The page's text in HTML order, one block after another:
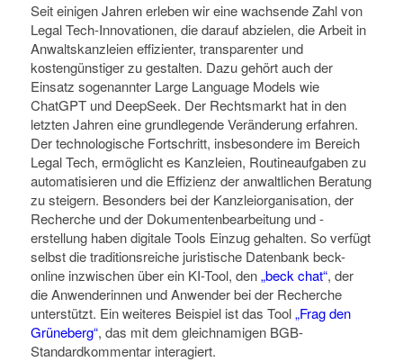
Seit einigen Jahren erleben wir eine wachsende Zahl von
Legal Tech-Innovationen, die darauf abzielen, die Arbeit in
Anwaltskanzleien effizienter, transparenter und
kostengünstiger zu gestalten. Dazu gehört auch der
Einsatz sogenannter Large Language Models wie
ChatGPT und DeepSeek. Der Rechtsmarkt hat in den
letzten Jahren eine grundlegende Veränderung erfahren.
Der technologische Fortschritt, insbesondere im Bereich
Legal Tech, ermöglicht es Kanzleien, Routineaufgaben zu
automatisieren und die Effizienz der anwaltlichen Beratung
zu steigern. Besonders bei der Kanzleiorganisation, der
Recherche und der Dokumentenbearbeitung und -
erstellung haben digitale Tools Einzug gehalten. So verfügt
selbst die traditionsreiche juristische Datenbank beck-
online inzwischen über ein KI-Tool, den„beck chat“, der
die Anwenderinnen und Anwender bei der Recherche
unterstützt. Ein weiteres Beispiel ist das Tool„Frag den
Grüneberg“, das mit dem gleichnamigen BGB-
Standardkommentar interagiert.